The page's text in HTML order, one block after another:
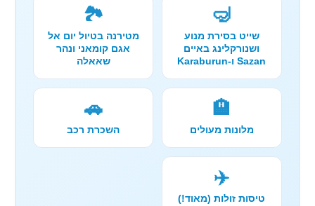
🤿
שייט בסירת מנוע
ושנורקלינג באיים
Sazan ו-Karaburun
🏞️
מטירנה בטיול יום אל
אגם קומאני ונהר
שאאלה
🏨
מלונות מעולים
🚗
השכרת רכב
✈️
טיסות זולות (מאוד!)